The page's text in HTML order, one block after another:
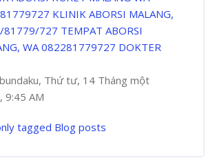
KLINIK ABORSI MALANG,
727 TEMPAT ABORSI
WA 082281779727 DOKTER
Thứ tư, 14 Tháng một
9:45 AM
tagged Blog posts